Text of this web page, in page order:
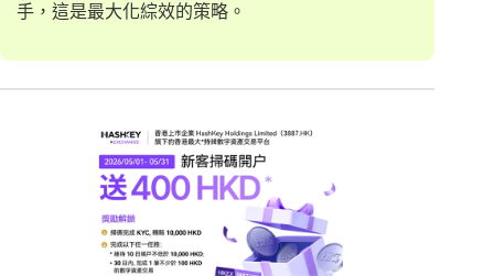
手，這是最大化綜效的策略。